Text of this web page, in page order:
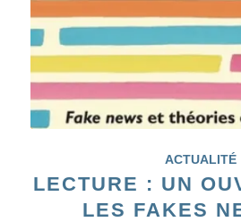
ACTUALITÉ
LECTURE : UN
LES FAKES